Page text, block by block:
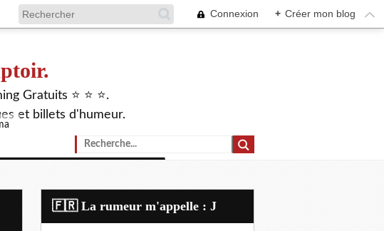
Connexion + Créer mon blog
Gratuits ⭐ ⭐ ⭐.
et billets d'humeur.
​🇫🇷​ La rumeur m'appelle : J